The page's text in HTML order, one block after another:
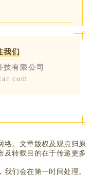
我们
技有限公司
络。文章版权及观点归原
及转载目的在于传递更多
们会在第一时间处理。